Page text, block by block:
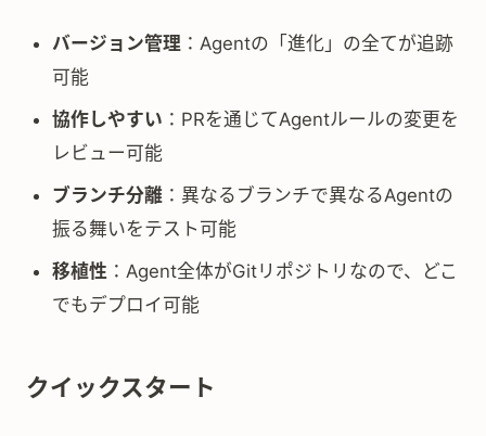
バージョン管理 ：Agentの「進化」の全てが追跡
可能
協作しやすい ：PRを通じてAgentルールの変更を
レビュー可能
ブランチ分離 ：異なるブランチで異なるAgentの
振る舞いをテスト可能
移植性 ：Agent全体がGitリポジトリなので、どこ
でもデプロイ可能
クイックスタート